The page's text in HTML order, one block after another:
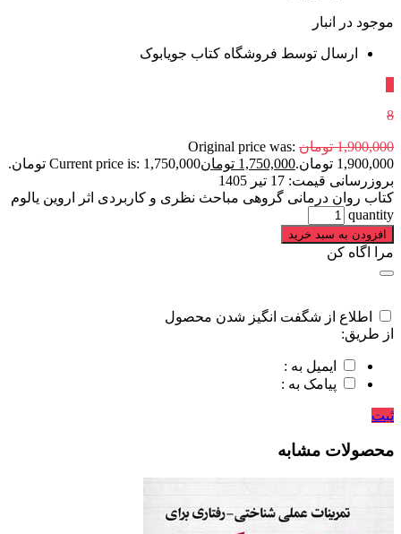
موجود در انبار
ارسال توسط فروشگاه کتاب جویابوک
8
1,900,000 تومان Original price was:
1,900,000 تومان.
1,750,000 تومانCurrent price is: 1,750,000 تومان.
بروزرسانی قیمت: 17 تیر 1405
کتاب روان درمانی گروهی مباحث نظری و کاربردی اثر اروین یالوم
quantity
افزودن به سبد خرید
مرا اگاه کن
اطلاع از شگفت انگیز شدن محصول
از طریق:
ایمیل به :
پیامک به :
ثبت
محصولات مشابه